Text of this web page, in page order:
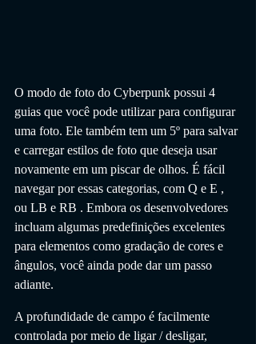
O modo de foto do Cyberpunk possui 4
guias que você pode utilizar para configurar
uma foto. Ele também tem um 5º para salvar
e carregar estilos de foto que deseja usar
novamente em um piscar de olhos. É fácil
navegar por essas categorias, com Q e E ,
ou LB e RB . Embora os desenvolvedores
incluam algumas predefinições excelentes
para elementos como gradação de cores e
ângulos, você ainda pode dar um passo
adiante.
A profundidade de campo é facilmente
controlada por meio de ligar / desligar,